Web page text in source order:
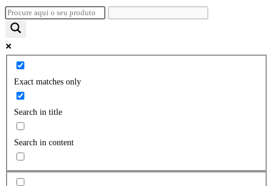
Exact matches only
Search in title
Search in content